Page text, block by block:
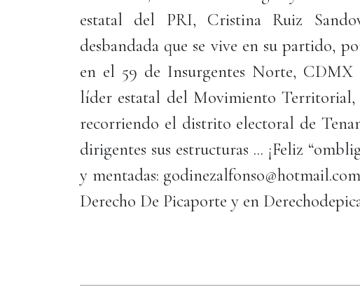
estatal del PRI, Cristina Ruiz
desbandada que se vive en su partido,
en el 59 de Insurgentes Norte,
líder estatal del Movimiento Territorial,
recorriendo el distrito electoral de
dirigentes sus estructuras ... ¡Feliz
y mentadas:
Derecho De Picaporte y en